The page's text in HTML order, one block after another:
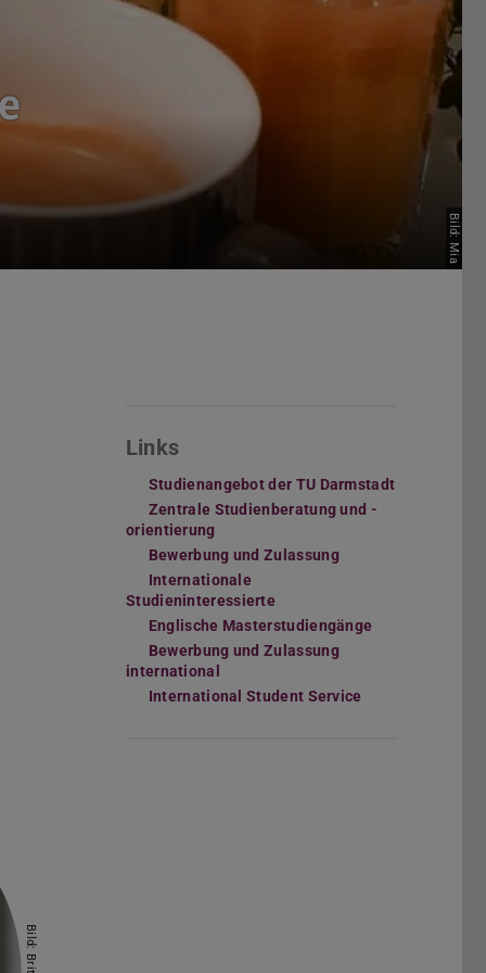
Bild: Mia
Links
Studienangebot der TU Darmstadt
Zentrale Studienberatung und -
orientierung
Bewerbung und Zulassung
Internationale
Studieninteressierte
Englische Masterstudiengänge
Bewerbung und Zulassung
international
International Student Service